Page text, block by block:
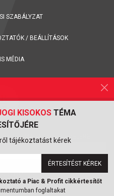
KISOKOSTÉMA
tájékoztatást kérek
ÉRTESÍTÉST KÉREK
a Piac & Profit cikkértesítőt
foglaltakat
SZABÁLYZAT
/ BEÁLLÍTÁSOK
MÉDIA
MAGAZIN HÍRLEVELÉRE